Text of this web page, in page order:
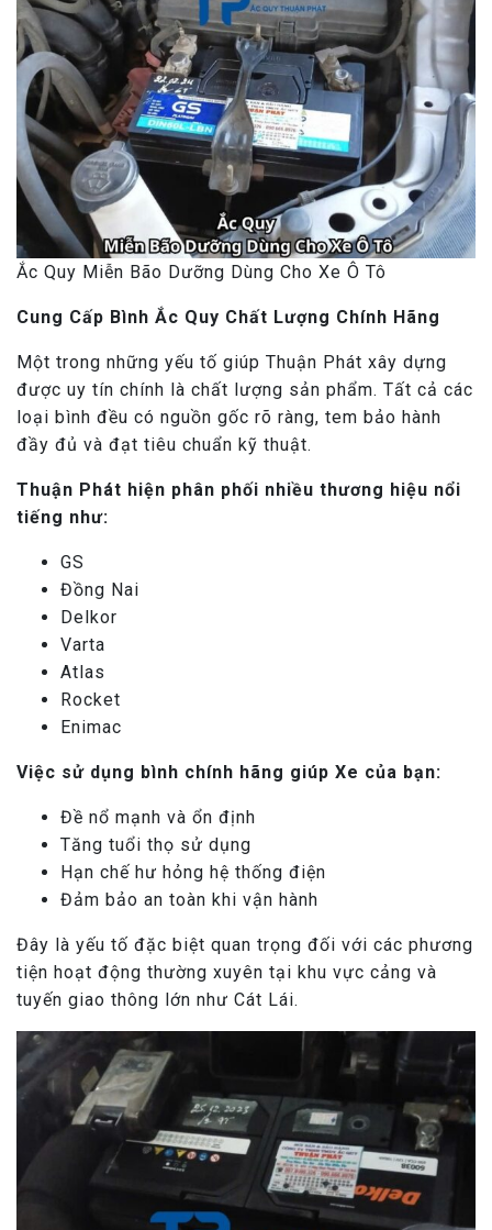
Ắc Quy Miễn Bão Dưỡng Dùng Cho Xe Ô Tô
Cung Cấp Bình Ắc Quy Chất Lượng Chính Hãng
Một trong những yếu tố giúp Thuận Phát xây dựng
được uy tín chính là chất lượng sản phẩm. Tất cả các
loại bình đều có nguồn gốc rõ ràng, tem bảo hành
đầy đủ và đạt tiêu chuẩn kỹ thuật.
Thuận Phát hiện phân phối nhiều thương hiệu nổi
tiếng như:
GS
Đồng Nai
Delkor
Varta
Atlas
Rocket
Enimac
Việc sử dụng bình chính hãng giúp Xe của bạn:
Đề nổ mạnh và ổn định
Tăng tuổi thọ sử dụng
Hạn chế hư hỏng hệ thống điện
Đảm bảo an toàn khi vận hành
Đây là yếu tố đặc biệt quan trọng đối với các phương
tiện hoạt động thường xuyên tại khu vực cảng và
tuyến giao thông lớn như Cát Lái.